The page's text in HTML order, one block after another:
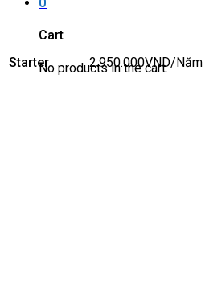
Cart
No products in the cart.
Starter 2.950.000VND/Năm